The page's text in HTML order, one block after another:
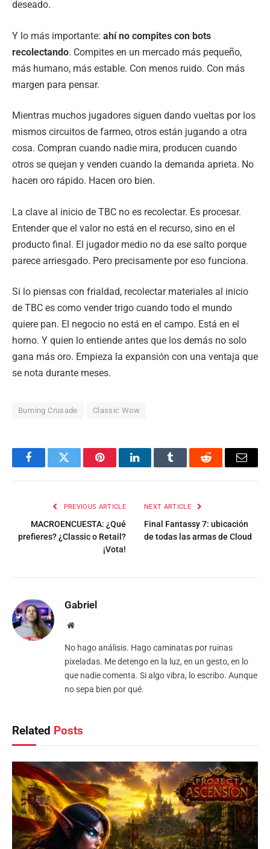
deseado.
Y lo más importante: ahí no compites con bots
recolectando. Compites en un mercado más pequeño,
más humano, más estable. Con menos ruido. Con más
margen para pensar.
Mientras muchos jugadores siguen dando vueltas por los
mismos circuitos de farmeo, otros están jugando a otra
cosa. Compran cuando nadie mira, producen cuando
otros se quejan y venden cuando la demanda aprieta. No
hacen oro rápido. Hacen oro bien.
La clave al inicio de TBC no es recolectar. Es procesar.
Entender que el valor no está en el recurso, sino en el
producto final. El jugador medio no da ese salto porque
parece arriesgado. Pero precisamente por eso funciona.
Si lo piensas con frialdad, recolectar materiales al inicio
de TBC es como vender trigo cuando todo el mundo
quiere pan. El negocio no está en el campo. Está en el
horno. Y quien lo entiende antes que los demás no solo
gana más oro. Empieza la expansión con una ventaja que
se nota durante meses.
Burning Crusade Classic Wow
FacebookTwitter PinterestLinkedInTumblr Reddit Email
PREVIOUS ARTICLE
MACROENCUESTA: ¿Qué
prefieres? ¿Classic o Retail?
¡Vota!
NEXT ARTICLE
Final Fantassy 7: ubicación
de todas las armas de Cloud
Gabriel
Website
No hago análisis. Hago caminatas por ruinas
pixeladas. Me detengo en la luz, en un gesto, en lo
que nadie comenta. Si algo vibra, lo escribo. Aunque
no sepa bien por qué.
Related Posts